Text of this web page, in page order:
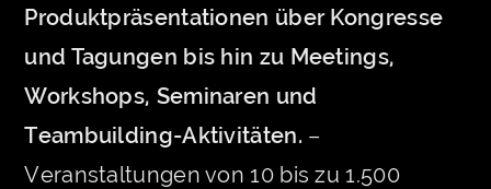
Produktpräsentationen über Kongresse
und Tagungen bis hin zu Meetings,
Workshops, Seminaren und
Teambuilding-Aktivitäten. –
Veranstaltungen von 10 bis zu 1.500